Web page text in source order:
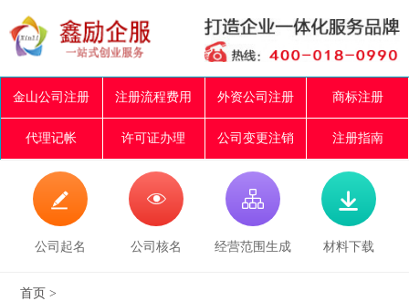
金山公司注册 注册流程费用 外资公司注册 商标注册
代理记帐 许可证办理 公司变更注销 注册指南

公司起名

公司核名

经营范围生成

材料下载
首页 >